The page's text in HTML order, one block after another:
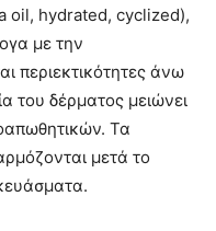
oil, hydrated, cyclized),
με την
περιεκτικότητες άνω
του δέρματος μειώνει
Τα
μετά το